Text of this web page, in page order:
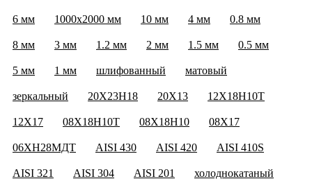
6 мм 1000х2000 мм 10 мм 4 мм 0.8 мм
8 мм 3 мм 1.2 мм 2 мм 1.5 мм 0.5 мм
5 мм 1 мм шлифованный матовый
зеркальный 20Х23Н18 20Х13 12Х18Н10Т
12Х17 08Х18Н10Т 08Х18Н10 08Х17
06ХН28МДТ AISI 430 AISI 420 AISI 410S
AISI 321 AISI 304 AISI 201 холоднокатаный